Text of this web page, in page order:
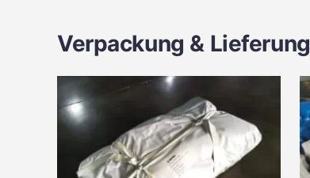
Verpackung & Lieferung